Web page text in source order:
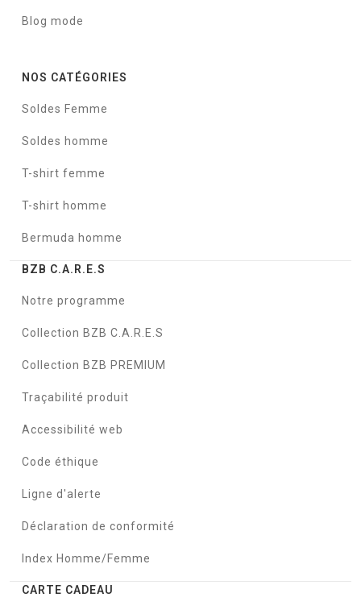
Blog mode
NOS CATÉGORIES
Soldes Femme
Soldes homme
T-shirt femme
T-shirt homme
Bermuda homme
BZB C.A.R.E.S
Notre programme
Collection BZB C.A.R.E.S
Collection BZB PREMIUM
Traçabilité produit
Accessibilité web
Code éthique
Ligne d'alerte
Déclaration de conformité
Index Homme/Femme
CARTE CADEAU